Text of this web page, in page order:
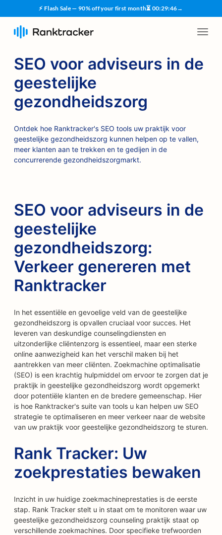
⚡ Flash Sale — 90% off your first month⏳ 00:29:45→
SEO voor adviseurs in de
geestelijke
gezondheidszorg
Ontdek hoe Ranktracker's SEO tools uw praktijk voor
geestelijke gezondheidszorg kunnen helpen op te vallen,
meer klanten aan te trekken en te gedijen in de
concurrerende gezondheidszorgmarkt.
SEO voor adviseurs in de
geestelijke
gezondheidszorg:
Verkeer genereren met
Ranktracker
In het essentiële en gevoelige veld van de geestelijke
gezondheidszorg is opvallen cruciaal voor succes. Het
leveren van deskundige counselingdiensten en
uitzonderlijke cliëntenzorg is essentieel, maar een sterke
online aanwezigheid kan het verschil maken bij het
aantrekken van meer cliënten. Zoekmachine optimalisatie
(SEO) is een krachtig hulpmiddel om ervoor te zorgen dat je
praktijk in geestelijke gezondheidszorg wordt opgemerkt
door potentiële klanten en de bredere gemeenschap. Hier
is hoe Ranktracker's suite van tools u kan helpen uw SEO
strategie te optimaliseren en meer verkeer naar de website
van uw praktijk voor geestelijke gezondheidszorg te sturen.
Rank Tracker: Uw
zoekprestaties bewaken
Inzicht in uw huidige zoekmachineprestaties is de eerste
stap. Rank Tracker stelt u in staat om te monitoren waar uw
geestelijke gezondheidszorg counseling praktijk staat op
verschillende zoekmachines. Door specifieke trefwoorden